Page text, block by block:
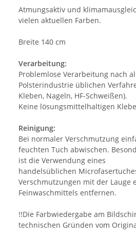
Atmungsaktiv und
vielen aktuellen Farben.
Breite 140 cm
Verarbeitung:
Problemlose Verarbeitung nach
Polsterindustrie üblichen
Kleben, Nageln, HF-Schweißen).
Keine lösungsmittelhaltigen
Reinigung:
Bei normaler Verschmutzung
feuchten Tuch abwischen.
ist die Verwendung eines
handelsüblichen
Verschmutzungen mit der Lauge
Feinwaschmittels entfernen.
!!Die Farbwiedergabe am
technischen Gründen vom